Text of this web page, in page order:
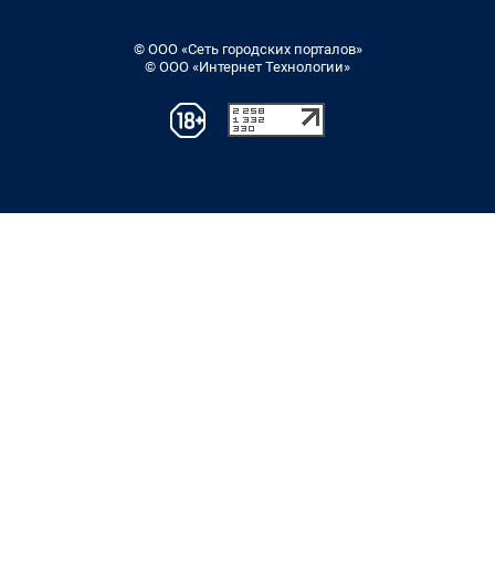
© ООО «Сеть городских порталов»
© ООО «Интернет Технологии»